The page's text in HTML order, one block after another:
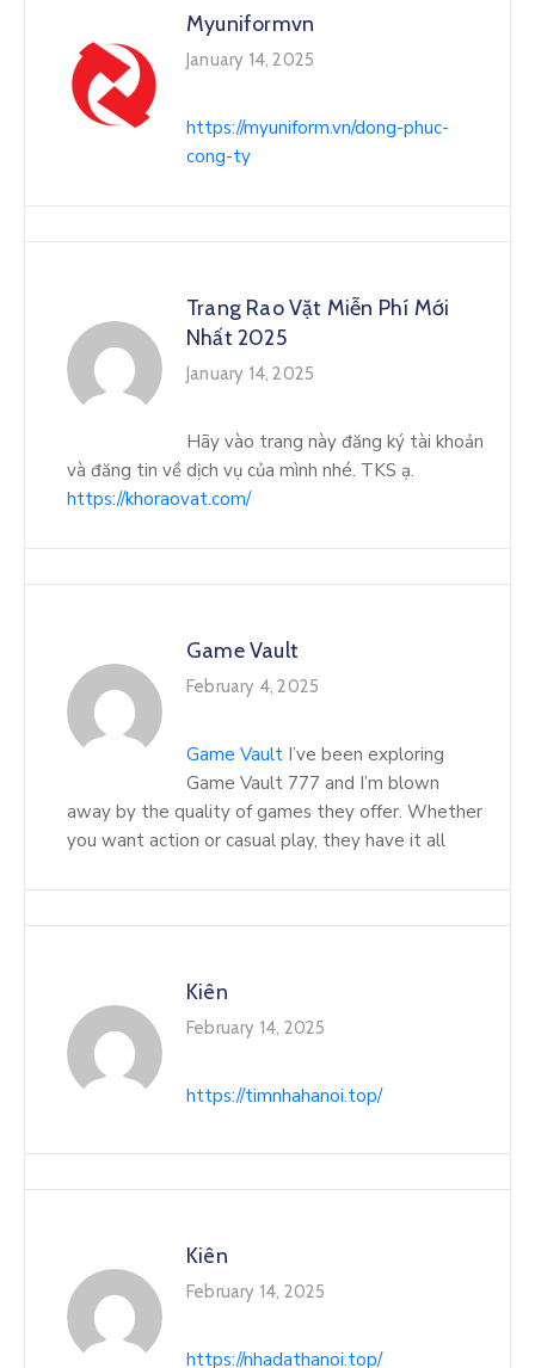
Myuniformvn
January 14, 2025
https://myuniform.vn/dong-phuc-
cong-ty
Trang Rao Vặt Miễn Phí Mới
Nhất 2025
January 14, 2025
Hãy vào trang này đăng ký tài khoản
và đăng tin về dịch vụ của mình nhé. TKS ạ.
https://khoraovat.com/
Game Vault
February 4, 2025
Game Vault I’ve been exploring
Game Vault 777 and I’m blown
away by the quality of games they offer. Whether
you want action or casual play, they have it all
Kiên
February 14, 2025
https://timnhahanoi.top/
Kiên
February 14, 2025
https://nhadathanoi.top/